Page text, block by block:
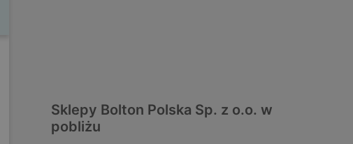
Sklepy Bolton Polska Sp. z o.o. w
pobliżu